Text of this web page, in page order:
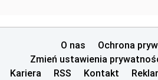
O nas
Ochrona
Zmień ustawienia
Kariera
RSS Kontakt